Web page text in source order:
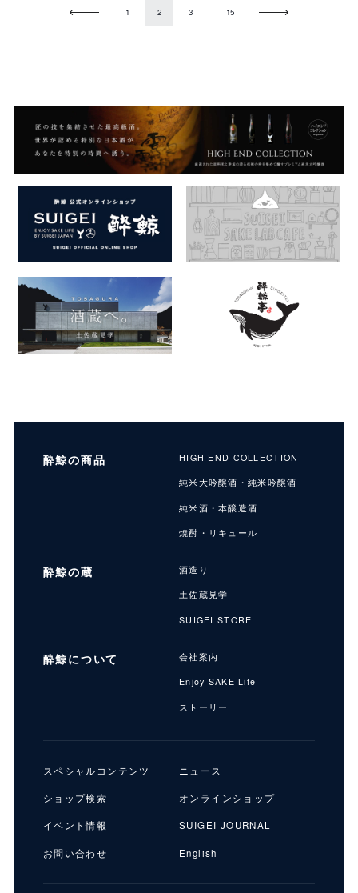
1 2 3 ... 15
酔鯨の商品 HIGH END COLLECTION
純米大吟醸酒・純米吟醸酒
純米酒・本醸造酒
焼酎・リキュール
酔鯨の蔵 酒造り
土佐蔵見学
SUIGEI STORE
酔鯨について 会社案内
Enjoy SAKE Life
ストーリー
ニュース
スペシャルコンテンツ
ショップ検索 オンラインショップ
イベント情報 SUIGEI JOURNAL
お問い合わせ English